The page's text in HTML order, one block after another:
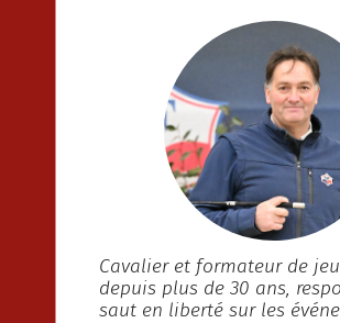
Cavalier et formateur de
depuis plus de 30 ans,
saut en liberté sur les